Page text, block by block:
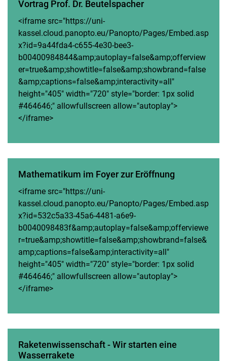
Vortrag Prof. Dr. Beutelspacher
<iframe src="https://uni-
kassel.cloud.panopto.eu/Panopto/Pages/Embed.asp
x?id=9a44fda4-c655-4e30-bee3-
b00400984844&amp;autoplay=false&amp;offerview
er=true&amp;showtitle=false&amp;showbrand=false
&amp;captions=false&amp;interactivity=all"
height="405" width="720" style="border: 1px solid
#464646;" allowfullscreen allow="autoplay">
</iframe>
Mathematikum im Foyer zur Eröffnung
<iframe src="https://uni-
kassel.cloud.panopto.eu/Panopto/Pages/Embed.asp
x?id=532c5a33-45a6-4481-a6e9-
b0040098483f&amp;autoplay=false&amp;offerviewe
r=true&amp;showtitle=false&amp;showbrand=false&
amp;captions=false&amp;interactivity=all"
height="405" width="720" style="border: 1px solid
#464646;" allowfullscreen allow="autoplay">
</iframe>
Raketenwissenschaft - Wir starten eine
Wasserrakete